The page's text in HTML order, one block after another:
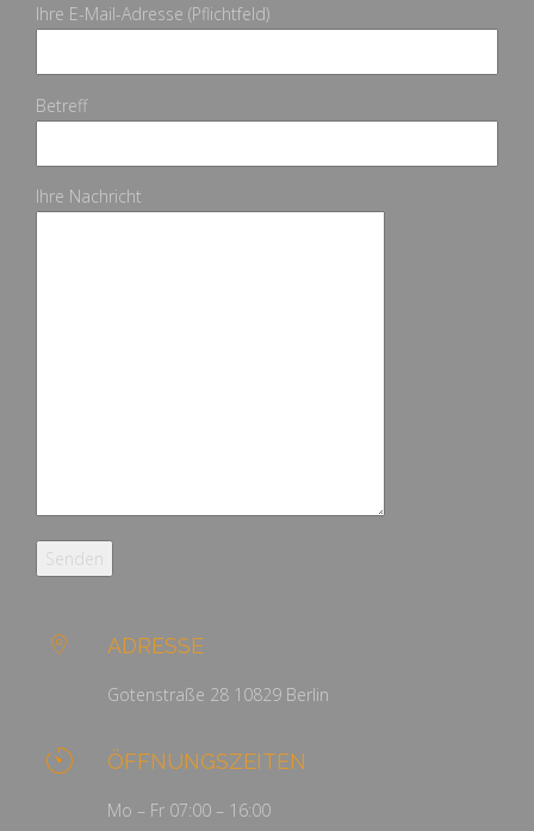
Ihre E-Mail-Adresse (Pflichtfeld)
Betreff
Ihre Nachricht
ADRESSE
Gotenstraße 28 10829 Berlin
ÖFFNUNGSZEITEN
Mo – Fr 07:00 – 16:00